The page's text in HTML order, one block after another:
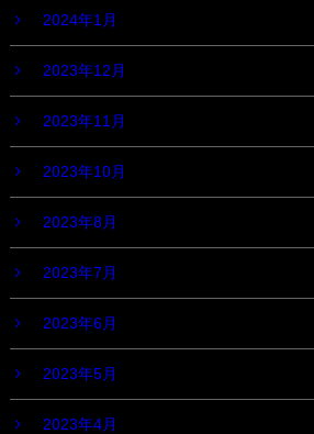
2024年1月
2023年12月
2023年11月
2023年10月
2023年8月
2023年7月
2023年6月
2023年5月
2023年4月